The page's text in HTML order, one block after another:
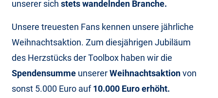
unserer sich stets wandelnden Branche.
Unsere treuesten Fans kennen unsere jährliche
Weihnachtsaktion. Zum diesjährigen Jubiläum
des Herzstücks der Toolbox haben wir die
Spendensumme unsererWeihnachtsaktionvon
sonst 5.000 Euro auf10.000 Euro erhöht.